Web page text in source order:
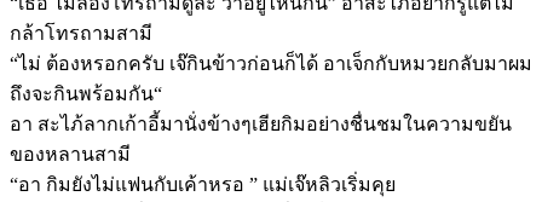
กล้าโทรถามสามี
“ไม่ ต้องหรอกครับ เจ๊กินข้าวก่อนก็ได้ อาเจ็กกับหมวยกลับมาผม
ถึงจะกินพร้อมกัน“
อา สะไภ้ลากเก้าอี้มานั่งข้างๆเฮียกิมอย่างชื่นชมในความขยัน
ของหลานสามี
“อา กิมยังไม่แฟนกับเค้าหรอ ” แม่เจ๊หลิวเริ่มคุย